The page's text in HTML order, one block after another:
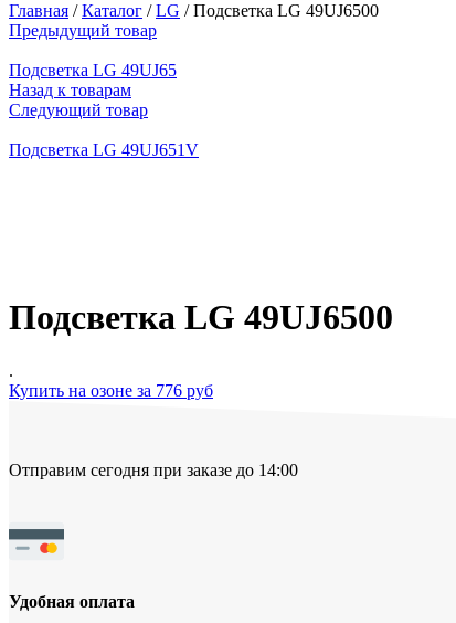
Главная /Каталог /LG /Подсветка LG 49UJ6500
Предыдущий товар
Подсветка LG 49UJ65
Назад к товарам
Следующий товар
Подсветка LG 49UJ651V
Подсветка LG 49UJ6500
.
Купить на озоне за 776 руб
Отправим сегодня при заказе до 14:00
Удобная оплата